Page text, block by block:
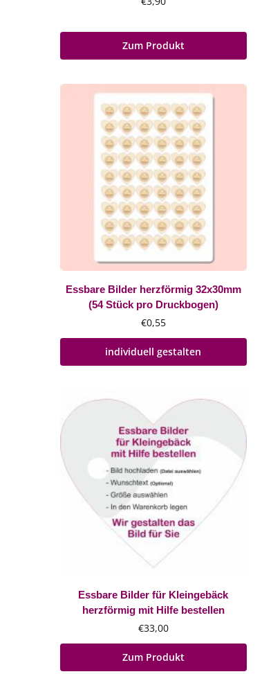
Zum Produkt
Essbare Bilder herzförmig 32x30mm
(54 Stück pro Druckbogen)
€0,55
individuell gestalten
Essbare Bilder für Kleingebäck
herzförmig mit Hilfe bestellen
€33,00
Zum Produkt